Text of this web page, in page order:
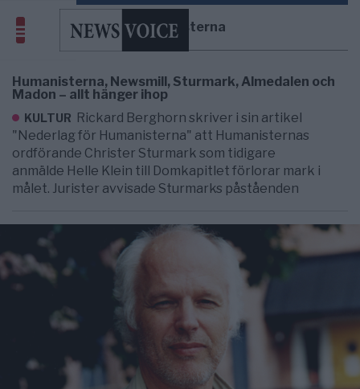
humanisterna
Humanisterna, Newsmill, Sturmark, Almedalen och
Madon – allt hänger ihop
KULTUR Rickard Berghorn skriver i sin artikel
"Nederlag för Humanisterna" att Humanisternas
ordförande Christer Sturmark som tidigare
anmälde Helle Klein till Domkapitlet förlorar mark i
målet. Jurister avvisade Sturmarks påståenden